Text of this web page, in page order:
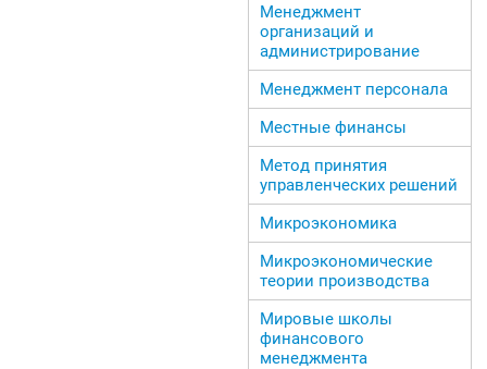
Менеджмент
организаций и
администрирование
Менеджмент персонала
Местные финансы
Метод принятия
управленческих решений
Микроэкономика
Микроэкономические
теории производства
Мировые школы
финансового
менеджмента